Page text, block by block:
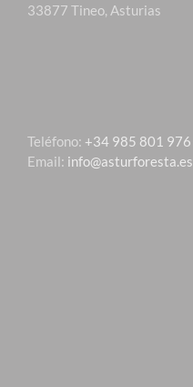
33877 Tineo, Asturias
Teléfono: +34 985 801 976
Email: info@asturforesta.es